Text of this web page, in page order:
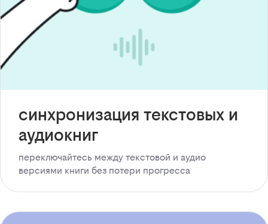
синхронизация текстовых и
аудиокниг
переключайтесь между текстовой и аудио
версиями книги без потери прогресса